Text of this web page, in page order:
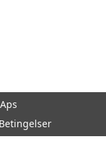
Betingelser